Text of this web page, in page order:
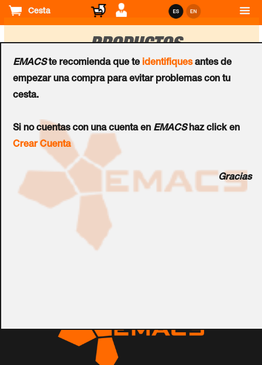
Cesta
EMACSte recomienda que te identifiquesantes de
empezar una compra para evitar problemas con tu
cesta.
Si no cuentas con una cuenta en EMACShaz click en
Crear Cuenta
Gracias
PRODUCTOS
Lo sentimos, no hay productos que coincidan con su
búsqueda.